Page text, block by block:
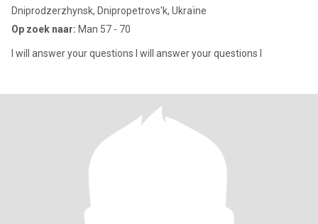
Dniprodzerzhynsk, Dnipropetrovs'k, Ukraïne
Op zoek naar: Man 57 - 70